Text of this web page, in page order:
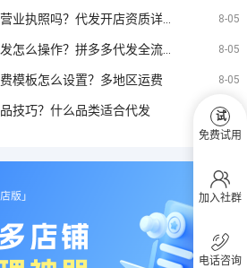
8-05
8-05
模板怎么设置？多地区运费 8-05
技巧？什么品类适合代发 8-05
试
免费试用
加入社群
电话咨询